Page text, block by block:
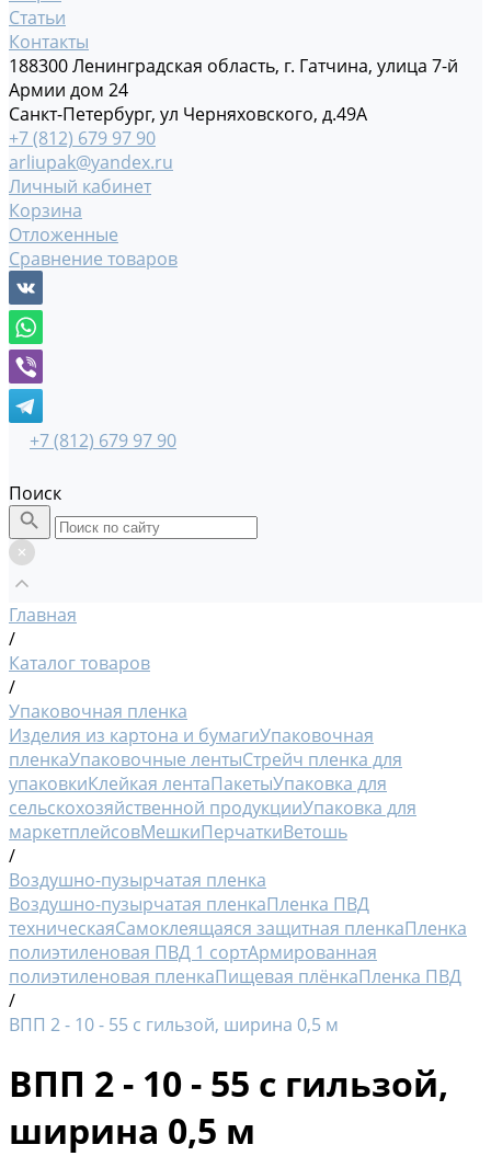
Статьи
Контакты
188300 Ленинградская область, г. Гатчина, улица 7-й
Армии дом 24
Санкт-Петербург, ул Черняховского, д.49А
+7 (812) 679 97 90
arliupak@yandex.ru
Личный кабинет
Корзина
Отложенные
Сравнение товаров
+7 (812) 679 97 90
Поиск
Главная
/
Каталог товаров
/
Упаковочная пленка
Изделия из картона и бумагиУпаковочная
пленкаУпаковочные лентыСтрейч пленка для
упаковкиКлейкая лентаПакетыУпаковка для
сельскохозяйственной продукцииУпаковка для
маркетплейсовМешкиПерчаткиВетошь
/
Воздушно-пузырчатая пленка
Воздушно-пузырчатая пленкаПленка ПВД
техническаяСамоклеящаяся защитная пленкаПленка
полиэтиленовая ПВД 1 сортАрмированная
полиэтиленовая пленкаПищевая плёнкаПленка ПВД
/
ВПП 2 - 10 - 55 с гильзой, ширина 0,5 м
ВПП 2 - 10 - 55 с гильзой,
ширина 0,5 м